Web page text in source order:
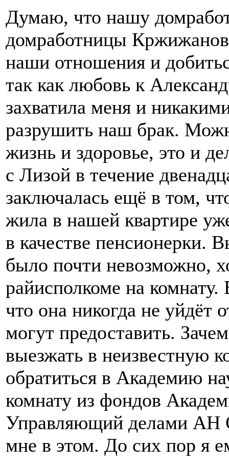
Думаю, что нашу
домработницы
наши отношения и
так как любовь к
захватила меня и
разрушить наш брак.
жизнь и здоровье, это и
с Лизой в течение
заключалась ещё в том,
жила в нашей квартире
в качестве пенсионерки.
было почти невозможно,
райисполкоме на
что она никогда не уйдёт
могут предоставить.
выезжать в неизвестную
обратиться в Академию
комнату из фондов
Управляющий делами АН
мне в этом. До сих пор я